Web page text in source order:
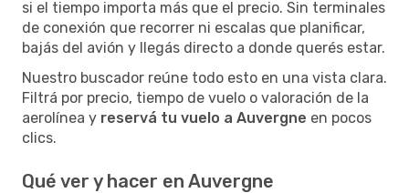
si el tiempo importa más que el precio. Sin terminales
de conexión que recorrer ni escalas que planificar,
bajás del avión y llegás directo a donde querés estar.
Nuestro buscador reúne todo esto en una vista clara.
Filtrá por precio, tiempo de vuelo o valoración de la
aerolínea y reservá tu vuelo a Auvergne en pocos
clics.
Qué ver y hacer en Auvergne